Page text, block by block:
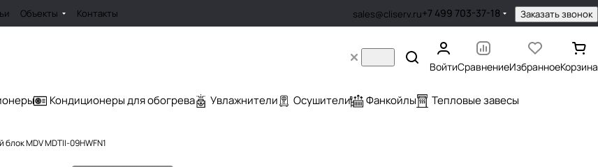
Объекты Контакты sales@cliserv.ru+7 499 703-37-18 Заказать звонок
ВойтиСравнениеИзбранноеКорзина
Кондиционеры для обогрева Увлажнители Осушители Фанкойлы Тепловые завесы
блок MDV MDTII-09HWFN1